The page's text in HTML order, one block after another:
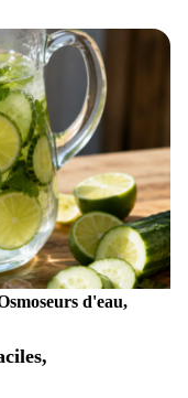
d'eau,
toutes les réponses à